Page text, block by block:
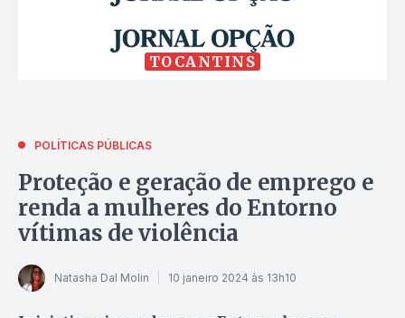
TOCANTINS
POLÍTICAS PÚBLICAS
Proteção e geração de emprego e
renda a mulheres do Entorno
vítimas de violência
Natasha Dal Molin 10 janeiro 2024 às 13h10